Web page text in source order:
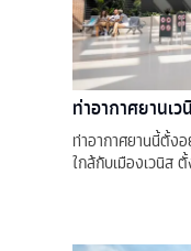
ท่าอากาศยานเว
ท่าอากาศยานนี้ตั้งอ
ใกล้กับเมืองเวนิส ตั้